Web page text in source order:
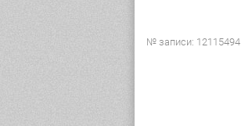
№ записи: 12115494